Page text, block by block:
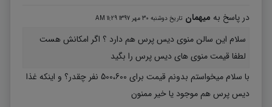
در پاسخ به میهمان تاریخ دوشنبه 30 مهر 1397 11:29 AM
سلام این سالن منوی دیس پرس هم دارد ؟ اگر امکانش هست
لطفا قیمت منوی های دیس پرس را بگید
با سلام میخواستم بدونم قیمت برای 500،600 نفر چقدر؟ و اینکه غذا
دیس پرس هم موجود یا خیر ممنون